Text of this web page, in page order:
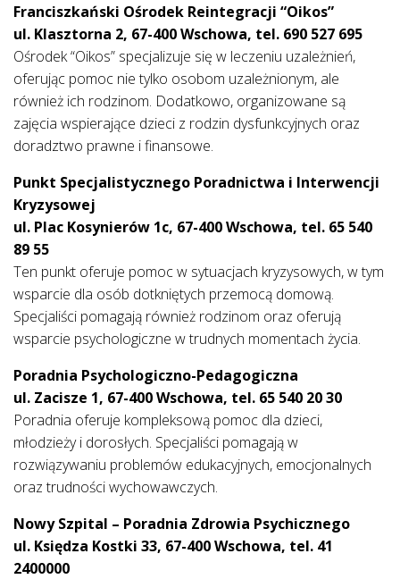
Franciszkański Ośrodek Reintegracji “Oikos”
ul. Klasztorna 2, 67-400 Wschowa, tel. 690 527 695
Ośrodek “Oikos” specjalizuje się w leczeniu uzależnień,
oferując pomoc nie tylko osobom uzależnionym, ale
również ich rodzinom. Dodatkowo, organizowane są
zajęcia wspierające dzieci z rodzin dysfunkcyjnych oraz
doradztwo prawne i finansowe.
Punkt Specjalistycznego Poradnictwa i Interwencji
Kryzysowej
ul. Plac Kosynierów 1c, 67-400 Wschowa, tel. 65 540
89 55
Ten punkt oferuje pomoc w sytuacjach kryzysowych, w tym
wsparcie dla osób dotkniętych przemocą domową.
Specjaliści pomagają również rodzinom oraz oferują
wsparcie psychologiczne w trudnych momentach życia.
Poradnia Psychologiczno-Pedagogiczna
ul. Zacisze 1, 67-400 Wschowa, tel. 65 540 20 30
Poradnia oferuje kompleksową pomoc dla dzieci,
młodzieży i dorosłych. Specjaliści pomagają w
rozwiązywaniu problemów edukacyjnych, emocjonalnych
oraz trudności wychowawczych.
Nowy Szpital – Poradnia Zdrowia Psychicznego
ul. Księdza Kostki 33, 67-400 Wschowa, tel. 41
2400000